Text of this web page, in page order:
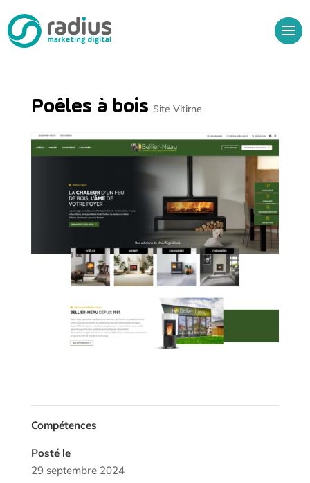
Audit Gratuit
Poêles à bois Site Vitirne
Compétences
Posté le
29 septembre 2024